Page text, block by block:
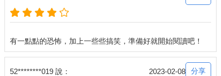
52********019 說： 2023-02-08 分享